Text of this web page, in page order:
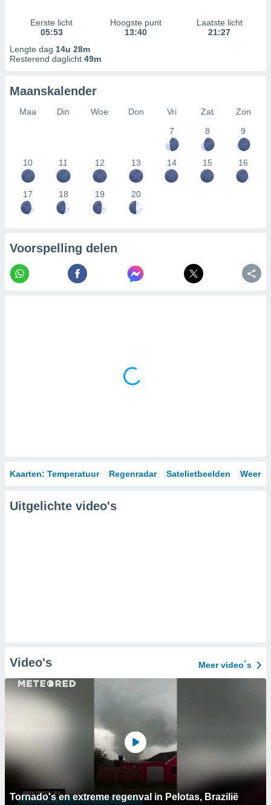
Eerste licht
05:53
Hoogste punt
13:40
Laatste licht
21:27
Lengte dag 14u 28m
Resterend daglicht 49m
Maanskalender
Maa Din Woe Don Vri Zat
Zon
7
8 9
10 11 12 13 14 15 16
17 18 19 20
Voorspelling delen
Kaarten: Temperatuur Regenradar Satelietbeelden
Uitgelichte video's
Video's Meer video´s
Tornado's en extreme regenval in Pelotas, Brazilië